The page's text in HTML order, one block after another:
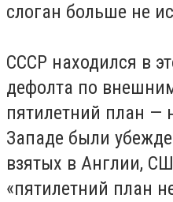
слоган больше не
СССР находился в
дефолта по
пятилетний план —
Западе были
взятых в Англии,
«пятилетний план